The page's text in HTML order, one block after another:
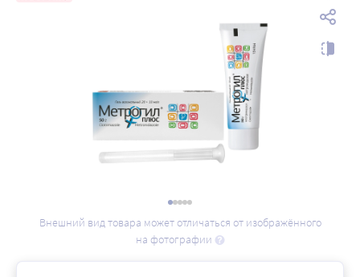
Внешний вид товара может отличаться от изображённого
на фотографии